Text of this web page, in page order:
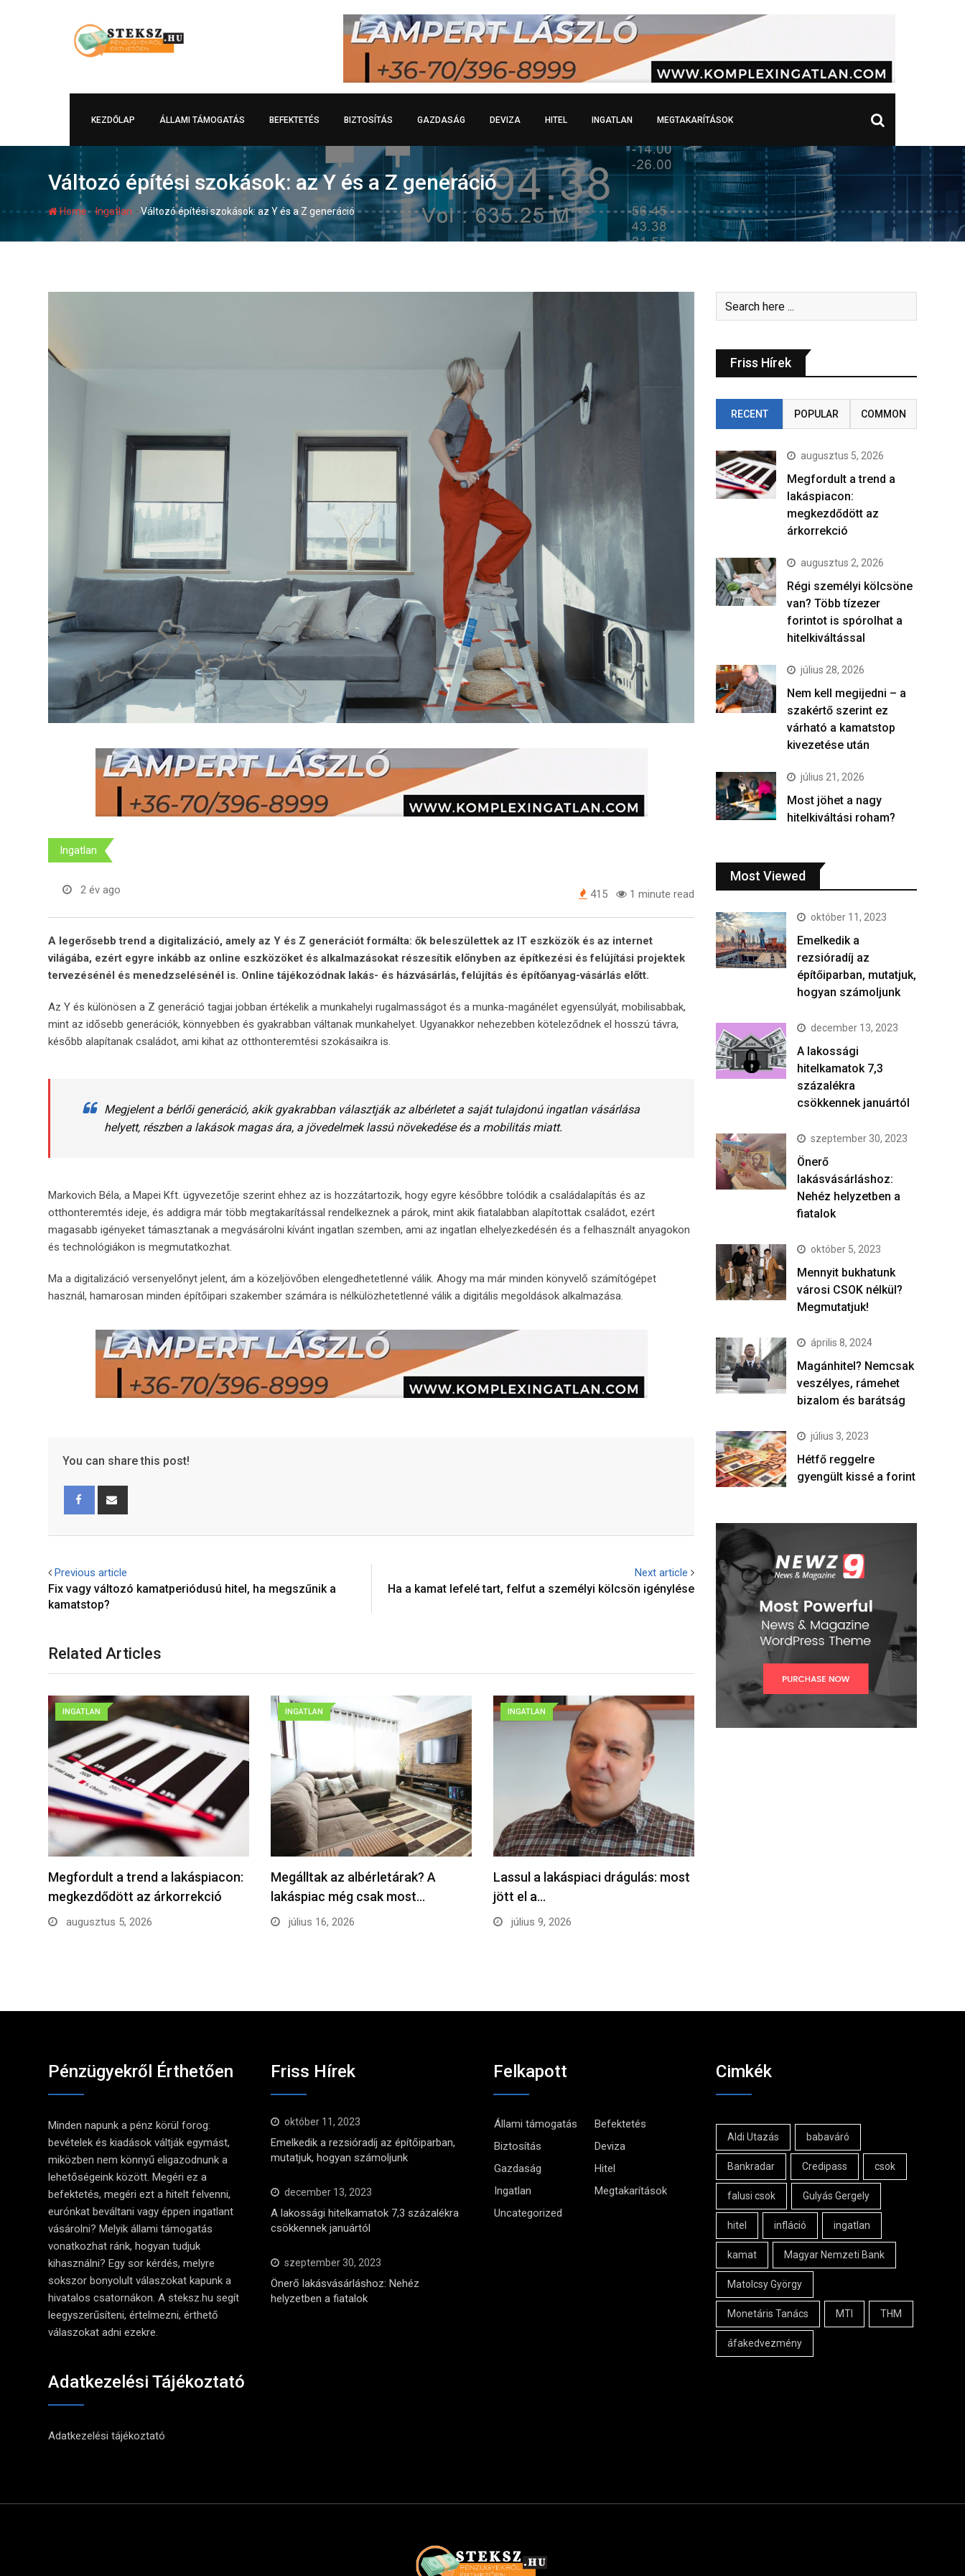
KEZDŐLAP ÁLLAMI TÁMOGATÁS BEFEKTETÉS BIZTOSÍTÁS GAZDASÁG DEVIZA HITEL INGATLAN MEGTAKARÍTÁSOK
Változó építési szokások: az Y és a Z generáció
Home-Ingatlan -Változó építési szokások: az Y és a Z generáció
Ingatlan
2 év ago 415 1 minute read
A legerősebb trend a digitalizáció, amely az Y és Z generációt formálta: ők beleszülettek az IT eszközök és az internet
világába, ezért egyre inkább az online eszközöket és alkalmazásokat részesítik előnyben az építkezési és felújítási projektek
tervezésénél és menedzselésénél is. Online tájékozódnak lakás- és házvásárlás, felújítás és építőanyag-vásárlás előtt.
Az Y és különösen a Z generáció tagjai jobban értékelik a munkahelyi rugalmasságot és a munka-magánélet egyensúlyát, mobilisabbak,
mint az idősebb generációk, könnyebben és gyakrabban váltanak munkahelyet. Ugyanakkor nehezebben köteleződnek el hosszú távra,
később alapítanak családot, ami kihat az otthonteremtési szokásaikra is.
Megjelent a bérlői generáció, akik gyakrabban választják az albérletet a saját tulajdonú ingatlan vásárlása
helyett, részben a lakások magas ára, a jövedelmek lassú növekedése és a mobilitás miatt.
Markovich Béla, a Mapei Kft. ügyvezetője szerint ehhez az is hozzátartozik, hogy egyre későbbre tolódik a családalapítás és az
otthonteremtés ideje, és addigra már több megtakarítással rendelkeznek a párok, mint akik fiatalabban alapítottak családot, ezért
magasabb igényeket támasztanak a megvásárolni kívánt ingatlan szemben, ami az ingatlan elhelyezkedésén és a felhasznált anyagokon
és technológiákon is megmutatkozhat.
Ma a digitalizáció versenyelőnyt jelent, ám a közeljövőben elengedhetetlenné válik. Ahogy ma már minden könyvelő számítógépet
használ, hamarosan minden építőipari szakember számára is nélkülözhetetlenné válik a digitális megoldások alkalmazása.
You can share this post!
Previous article
Fix vagy változó kamatperiódusú hitel, ha megszűnik a
kamatstop?
Next article
Ha a kamat lefelé tart, felfut a személyi kölcsön igénylése
Related Articles
INGATLAN
Megfordult a trend a lakáspiacon:
megkezdődött az árkorrekció
augusztus 5, 2026
INGATLAN
Megálltak az albérletárak? A
lakáspiac még csak most…
július 16, 2026
INGATLAN
Lassul a lakáspiaci drágulás: most
jött el a…
július 9, 2026
Friss Hírek
RECENT POPULAR COMMON
augusztus 5, 2026
Megfordult a trend a
lakáspiacon:
megkezdődött az
árkorrekció
augusztus 2, 2026
Régi személyi kölcsöne
van? Több tízezer
forintot is spórolhat a
hitelkiváltással
július 28, 2026
Nem kell megijedni – a
szakértő szerint ez
várható a kamatstop
kivezetése után
július 21, 2026
Most jöhet a nagy
hitelkiváltási roham?
Most Viewed
október 11, 2023
Emelkedik a
rezsióradíj az
építőiparban, mutatjuk,
hogyan számoljunk
december 13, 2023
A lakossági
hitelkamatok 7,3
százalékra
csökkennek januártól
szeptember 30, 2023
Önerő
lakásvásárláshoz:
Nehéz helyzetben a
fiatalok
október 5, 2023
Mennyit bukhatunk
városi CSOK nélkül?
Megmutatjuk!
április 8, 2024
Magánhitel? Nemcsak
veszélyes, rámehet
bizalom és barátság
július 3, 2023
Hétfő reggelre
gyengült kissé a forint
Pénzügyekről Érthetően
Minden napunk a pénz körül forog:
bevételek és kiadások váltják egymást,
miközben nem könnyű eligazodnunk a
lehetőségeink között. Megéri ez a
befektetés, megéri ezt a hitelt felvenni,
eurónkat beváltani vagy éppen ingatlant
vásárolni? Melyik állami támogatás
vonatkozhat ránk, hogyan tudjuk
kihasználni? Egy sor kérdés, melyre
sokszor bonyolult válaszokat kapunk a
hivatalos csatornákon. A steksz.hu segít
leegyszerűsíteni, értelmezni, érthető
válaszokat adni ezekre.
Adatkezelési Tájékoztató
Adatkezelési tájékoztató
Friss Hírek
október 11, 2023
Emelkedik a rezsióradíj az építőiparban,
mutatjuk, hogyan számoljunk
december 13, 2023
A lakossági hitelkamatok 7,3 százalékra
csökkennek januártól
szeptember 30, 2023
Önerő lakásvásárláshoz: Nehéz
helyzetben a fiatalok
Felkapott
Állami támogatás
Befektetés
Biztosítás
Deviza
Gazdaság
Hitel
Ingatlan
Megtakarítások
Uncategorized
Cimkék
Aldi Utazás babaváró
Bankradar Credipass csok
falusi csok Gulyás Gergely
hitel infláció ingatlan
kamat Magyar Nemzeti Bank
Matolcsy György
Monetáris Tanács MTI THM
áfakedvezmény